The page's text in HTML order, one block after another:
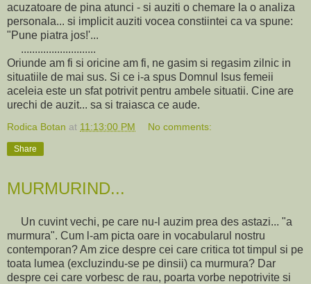
acuzatoare de pina atunci - si auziti o chemare la o analiza
personala... si implicit auziti vocea constiintei ca va spune:
"Pune piatra jos!'...
...........................
Oriunde am fi si oricine am fi, ne gasim si regasim zilnic in
situatiile de mai sus. Si ce i-a spus Domnul Isus femeii
aceleia este un sfat potrivit pentru ambele situatii. Cine are
urechi de auzit... sa si traiasca ce aude.
Rodica Botan at 11:13:00 PM No comments:
Share
MURMURIND...
Un cuvint vechi, pe care nu-l auzim prea des astazi... "a
murmura". Cum l-am picta oare in vocabularul nostru
contemporan? Am zice despre cei care critica tot timpul si pe
toata lumea (excluzindu-se pe dinsii) ca murmura? Dar
despre cei care vorbesc de rau, poarta vorbe nepotrivite si